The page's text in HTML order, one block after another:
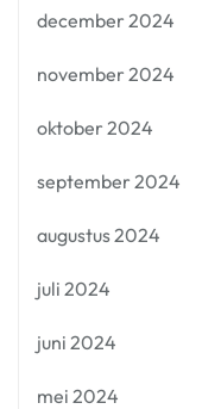
december 2024
november 2024
oktober 2024
september 2024
augustus 2024
juli 2024
juni 2024
mei 2024